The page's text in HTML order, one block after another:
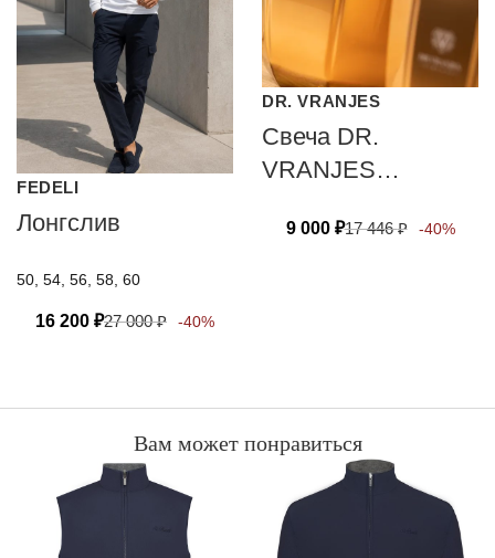
FEDELI
Лонгслив
50, 54, 56, 58, 60
16 200 ₽27 000₽ -40%
DR. VRANJES
Свеча DR.
VRANJES
NOBILE 80 гр
9 000 ₽17 446₽ -40%
Вам может понравиться